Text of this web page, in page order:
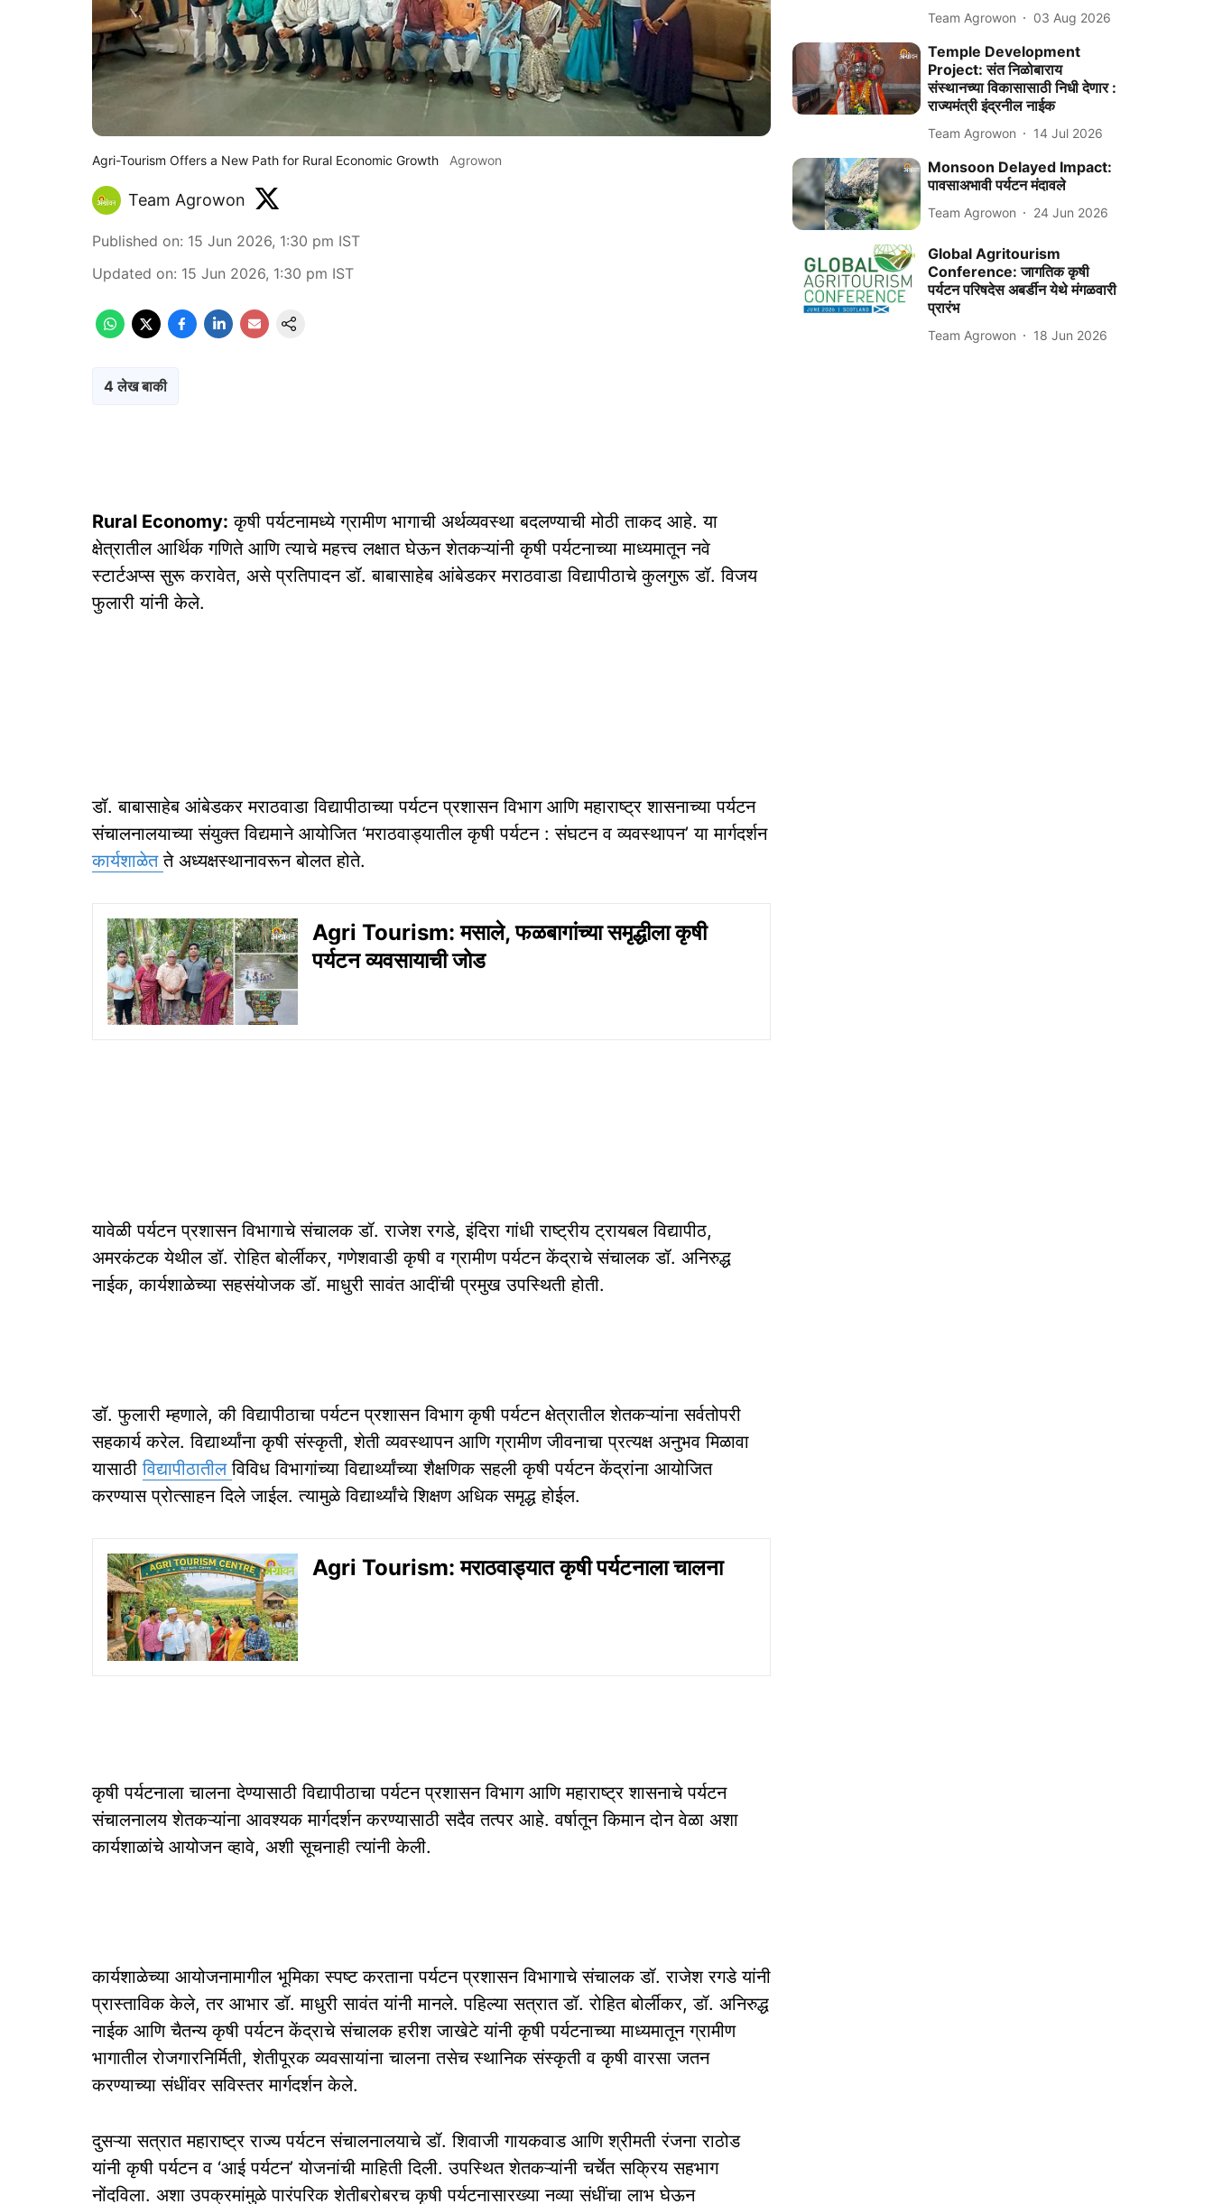
Agri-Tourism Offers a New Path for Rural Economic Growth Agrowon
Team Agrowon
Published on: 15 Jun 2026, 1:30 pm IST
Updated on: 15 Jun 2026, 1:30 pm IST
4 लेख बाकी
Rural Economy: कृषी पर्यटनामध्ये ग्रामीण भागाची अर्थव्यवस्था बदलण्याची मोठी ताकद आहे. या
क्षेत्रातील आर्थिक गणिते आणि त्याचे महत्त्व लक्षात घेऊन शेतकऱ्यांनी कृषी पर्यटनाच्या माध्यमातून नवे
स्टार्टअप्स सुरू करावेत, असे प्रतिपादन डॉ. बाबासाहेब आंबेडकर मराठवाडा विद्यापीठाचे कुलगुरू डॉ. विजय
फुलारी यांनी केले.
डॉ. बाबासाहेब आंबेडकर मराठवाडा विद्यापीठाच्या पर्यटन प्रशासन विभाग आणि महाराष्ट्र शासनाच्या पर्यटन
संचालनालयाच्या संयुक्त विद्यमाने आयोजित ‘मराठवाड्यातील कृषी पर्यटन : संघटन व व्यवस्थापन’ या मार्गदर्शन
कार्यशाळेतते अध्यक्षस्थानावरून बोलत होते.
Agri Tourism: मसाले, फळबागांच्या समृद्धीला कृषी
पर्यटन व्यवसायाची जोड
यावेळी पर्यटन प्रशासन विभागाचे संचालक डॉ. राजेश रगडे, इंदिरा गांधी राष्ट्रीय ट्रायबल विद्यापीठ,
अमरकंटक येथील डॉ. रोहित बोर्लीकर, गणेशवाडी कृषी व ग्रामीण पर्यटन केंद्राचे संचालक डॉ. अनिरुद्ध
नाईक, कार्यशाळेच्या सहसंयोजक डॉ. माधुरी सावंत आदींची प्रमुख उपस्थिती होती.
डॉ. फुलारी म्हणाले, की विद्यापीठाचा पर्यटन प्रशासन विभाग कृषी पर्यटन क्षेत्रातील शेतकऱ्यांना सर्वतोपरी
सहकार्य करेल. विद्यार्थ्यांना कृषी संस्कृती, शेती व्यवस्थापन आणि ग्रामीण जीवनाचा प्रत्यक्ष अनुभव मिळावा
यासाठीविद्यापीठातीलविविध विभागांच्या विद्यार्थ्यांच्या शैक्षणिक सहली कृषी पर्यटन केंद्रांना आयोजित
करण्यास प्रोत्साहन दिले जाईल. त्यामुळे विद्यार्थ्यांचे शिक्षण अधिक समृद्ध होईल.
Agri Tourism: मराठवाड्यात कृषी पर्यटनाला चालना
कृषी पर्यटनाला चालना देण्यासाठी विद्यापीठाचा पर्यटन प्रशासन विभाग आणि महाराष्ट्र शासनाचे पर्यटन
संचालनालय शेतकऱ्यांना आवश्यक मार्गदर्शन करण्यासाठी सदैव तत्पर आहे. वर्षातून किमान दोन वेळा अशा
कार्यशाळांचे आयोजन व्हावे, अशी सूचनाही त्यांनी केली.
कार्यशाळेच्या आयोजनामागील भूमिका स्पष्ट करताना पर्यटन प्रशासन विभागाचे संचालक डॉ. राजेश रगडे यांनी
प्रास्ताविक केले, तर आभार डॉ. माधुरी सावंत यांनी मानले. पहिल्या सत्रात डॉ. रोहित बोर्लीकर, डॉ. अनिरुद्ध
नाईक आणि चैतन्य कृषी पर्यटन केंद्राचे संचालक हरीश जाखेटे यांनी कृषी पर्यटनाच्या माध्यमातून ग्रामीण
भागातील रोजगारनिर्मिती, शेतीपूरक व्यवसायांना चालना तसेच स्थानिक संस्कृती व कृषी वारसा जतन
करण्याच्या संधींवर सविस्तर मार्गदर्शन केले.
दुसऱ्या सत्रात महाराष्ट्र राज्य पर्यटन संचालनालयाचे डॉ. शिवाजी गायकवाड आणि श्रीमती रंजना राठोड
यांनी कृषी पर्यटन व ‘आई पर्यटन’ योजनांची माहिती दिली. उपस्थित शेतकऱ्यांनी चर्चेत सक्रिय सहभाग
नोंदविला. अशा उपक्रमांमुळे पारंपरिक शेतीबरोबरच कृषी पर्यटनासारख्या नव्या संधींचा लाभ घेऊन
Team Agrowon 03 Aug 2026
Temple Development
Project: संत निळोबाराय
संस्थानच्या विकासासाठी निधी देणार :
राज्यमंत्री इंद्रनील नाईक
Team Agrowon 14 Jul 2026
Monsoon Delayed Impact:
पावसाअभावी पर्यटन मंदावले
Team Agrowon 24 Jun 2026
Global Agritourism
Conference: जागतिक कृषी
पर्यटन परिषदेस अबर्डीन येथे मंगळवारी
प्रारंभ
Team Agrowon 18 Jun 2026